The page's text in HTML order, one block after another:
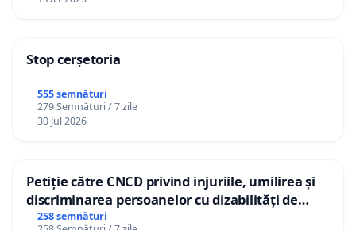
Stop cerșetoria
555 semnături
279 Semnături / 7 zile
30 Jul 2026
Petiție către CNCD privind injuriile, umilirea și
discriminarea persoanelor cu dizabilități de
către utilizatorul TikTok „Gorici”
258 semnături